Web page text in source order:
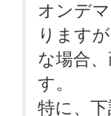
オンデ
ります
な場合
す。
特に、